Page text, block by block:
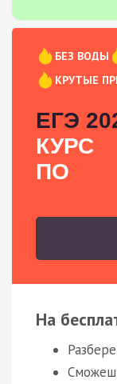
БЕЗ ВОДЫ
КРУТЫЕ
ЕГЭ
КУРС
ПО
На